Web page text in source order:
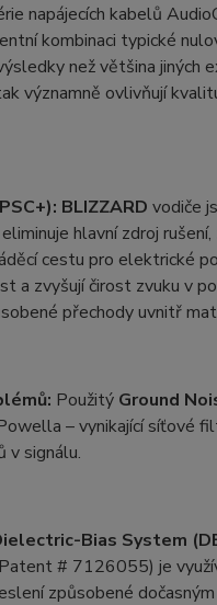
napájecích kabelů
kombinaci typické
než většina jiných
významně ovlivňují
BLIZZARD vodiče
hlavní zdroj
cestu pro elektrické
a zvyšují čirost zvuku v
přechody uvnitř
Použitý Ground
– vynikající síťové
v signálu.
Bias System
# 7126055) je
způsobené